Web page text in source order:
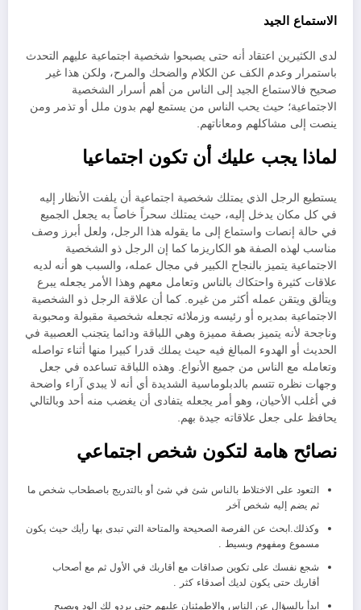
الاستماع الجيد
لدى الكثيرين اعتقاد أنه حتى يصبحوا شخصية اجتماعية عليهم التحدث
باستمرار وعدم الكف عن الكلام والضحك والمرح، ولكن هذا غير
صحيح فالاستماع الجيد إلى الناس من أهم أسرار الشخصية
الاجتماعية؛ حيث يحب الناس من يستمع لهم بدون ملل أو تذمر ومن
ينصت إلى مشاكلهم ومعاناتهم.
لماذا يجب عليك أن تكون اجتماعيا
يستطيع الرجل الذي يمتلك شخصية اجتماعية أن يلفت الأنظار إليه
في كل مكان يدخل إليه، حيث يمتلك سحراً خاصاً به يجعل الجميع
في حالة إنصات واستماع إلى ما يقوله هذا الرجل، ولعل أبرز وصف
مناسب لهذه الصفة هو الكاريزما كما إن الرجل ذو الشخصية
الاجتماعية يتميز بالنجاح الكبير في مجال عمله، والسبب هو أنه لديه
علاقات كثيرة واحتكاك بالناس وتعامل معهم وهذا الأمر يجعله يبرع
ويتألق ويتقن عمله أكثر من غيره. كما أن علاقة الرجل ذو الشخصية
الاجتماعية بمديره أو رئيسه وزملائه تجعله شخصية مقبولة ومحبوبة
وناجحة لأنه يتميز بصفة مميزة وهي اللباقة ودائما يتجنب العصبية في
الحديث أو الهدوء المبالغ فيه حيث يملك قدرا كبيرا منها أثناء تواصله
وتعامله مع الناس من جميع الأنواع. وهذه اللباقة تساعده في جعل
وجهات نظره تتسم بالدبلوماسية الشديدة أي أنه لا يبدي آراء واضحة
في أغلب الأحيان، وهو أمر يجعله يتفادى أن يغضب منه أحد وبالتالي
يحافظ على جعل علاقاته جيدة بهم.
نصائح هامة لتكون شخص اجتماعي
التعود على الاختلاط بالناس شئ في شئ أو بالتدريج باصطحاب شخص ما
ثم يضم إليه شخص آخر
وكذلك.ابحث عن الفرصة الصحيحة والمتاحة التي تبدى بها رأيك حيث يكون
مسموع ومفهوم وبسيط .
شجع نفسك على تكوين صداقات مع أقاربك في الأول ثم مع أصحاب
أقاربك حتى يكون لديك أصدقاء كثر .
ابدأ بالسؤال عن الناس والاطمئنان عليهم حتى يردو لك الود ويصبح